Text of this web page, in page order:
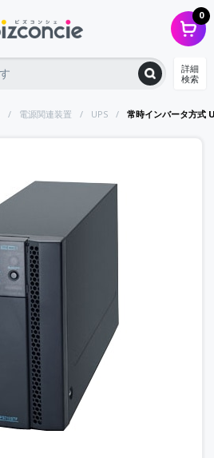
0
詳細
検索
電源関連装置 UPS 常時インバータ方式